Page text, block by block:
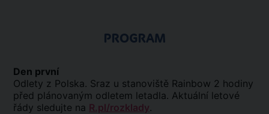
PROGRAM
Den první
Odlety z Polska. Sraz u stanoviště Rainbow 2 hodiny
před plánovaným odletem letadla. Aktuální letové
řády sledujte na R.pl/rozklady.